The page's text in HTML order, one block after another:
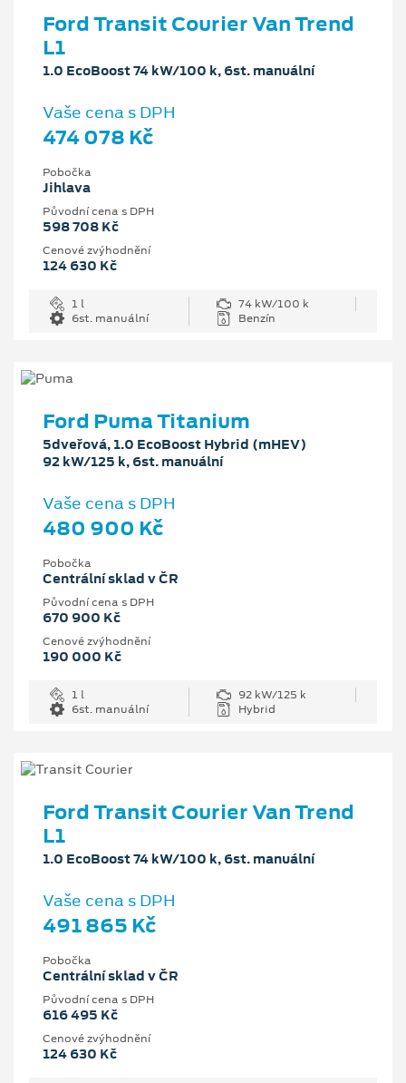
Ford Transit Courier Van Trend
L1
1.0 EcoBoost 74 kW/100 k, 6st. manuální
Vaše cena s DPH
474 078 Kč
Pobočka
Jihlava
Původní cena s DPH
598 708 Kč
Cenové zvýhodnění
124 630 Kč
1 l
74 kW/100 k
6st. manuální
Benzín
Ford Puma Titanium
5dveřová, 1.0 EcoBoost Hybrid (mHEV)
92 kW/125 k, 6st. manuální
Vaše cena s DPH
480 900 Kč
Pobočka
Centrální sklad v ČR
Původní cena s DPH
670 900 Kč
Cenové zvýhodnění
190 000 Kč
1 l
92 kW/125 k
6st. manuální
Hybrid
Ford Transit Courier Van Trend
L1
1.0 EcoBoost 74 kW/100 k, 6st. manuální
Vaše cena s DPH
491 865 Kč
Pobočka
Centrální sklad v ČR
Původní cena s DPH
616 495 Kč
Cenové zvýhodnění
124 630 Kč